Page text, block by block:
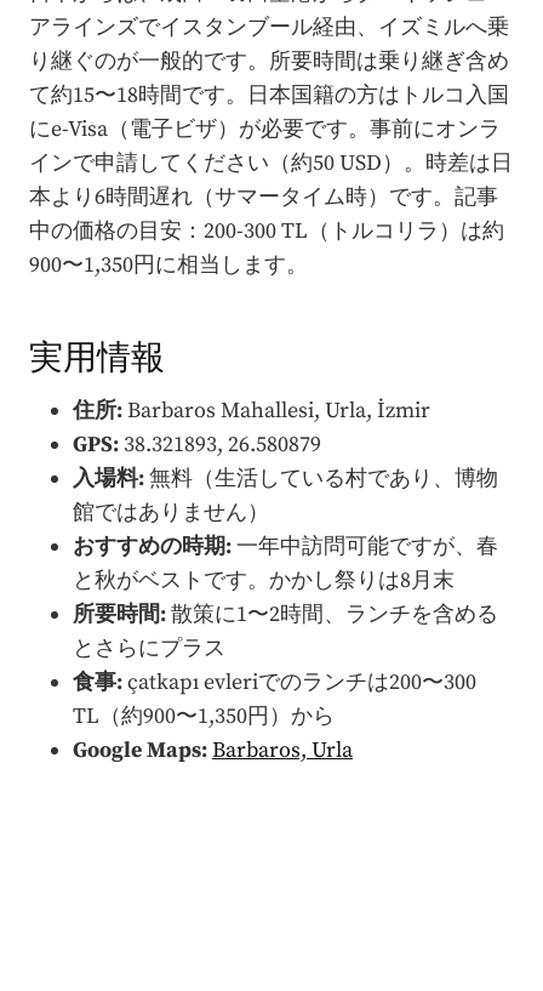
アラインズでイスタンブール経由、イズミルへ乗
り継ぐのが一般的です。所要時間は乗り継ぎ含め
て約15〜18時間です。日本国籍の方はトルコ入国
にe-Visa（電子ビザ）が必要です。事前にオンラ
インで申請してください（約50 USD）。時差は日
本より6時間遅れ（サマータイム時）です。記事
中の価格の目安：200-300 TL（トルコリラ）は約
900〜1,350円に相当します。
実用情報
住所:Barbaros Mahallesi, Urla, İzmir
GPS: 38.321893, 26.580879
入場料:無料（生活している村であり、博物
館ではありません）
おすすめの時期:一年中訪問可能ですが、春
と秋がベストです。かかし祭りは8月末
所要時間:散策に1〜2時間、ランチを含める
とさらにプラス
食事:çatkapı evleriでのランチは200〜300
TL（約900〜1,350円）から
Google Maps:Barbaros, Urla